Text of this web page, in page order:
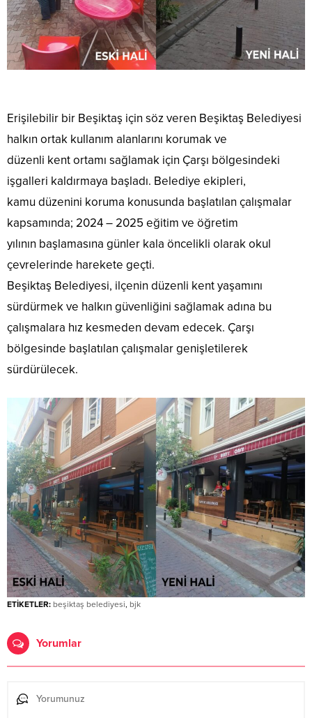
Erişilebilir bir Beşiktaş için söz veren Beşiktaş Belediyesi
halkın ortak kullanım alanlarını korumak ve
düzenli kent ortamı sağlamak için Çarşı bölgesindeki
işgalleri kaldırmaya başladı. Belediye ekipleri,
kamu düzenini koruma konusunda başlatılan çalışmalar
kapsamında; 2024 – 2025 eğitim ve öğretim
yılının başlamasına günler kala öncelikli olarak okul
çevrelerinde harekete geçti.
Beşiktaş Belediyesi, ilçenin düzenli kent yaşamını
sürdürmek ve halkın güvenliğini sağlamak adına bu
çalışmalara hız kesmeden devam edecek. Çarşı
bölgesinde başlatılan çalışmalar genişletilerek
sürdürülecek.
ETİKETLER: beşiktaş belediyesi, bjk
Yorumlar